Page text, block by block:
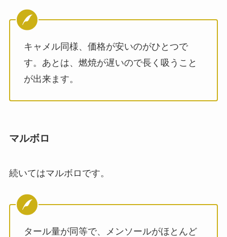
キャメル同様、価格が安いのがひとつで
す。あとは、燃焼が遅いので長く吸うこと
が出来ます。
マルボロ
続いてはマルボロです。
タール量が同等で、メンソールがほとんど